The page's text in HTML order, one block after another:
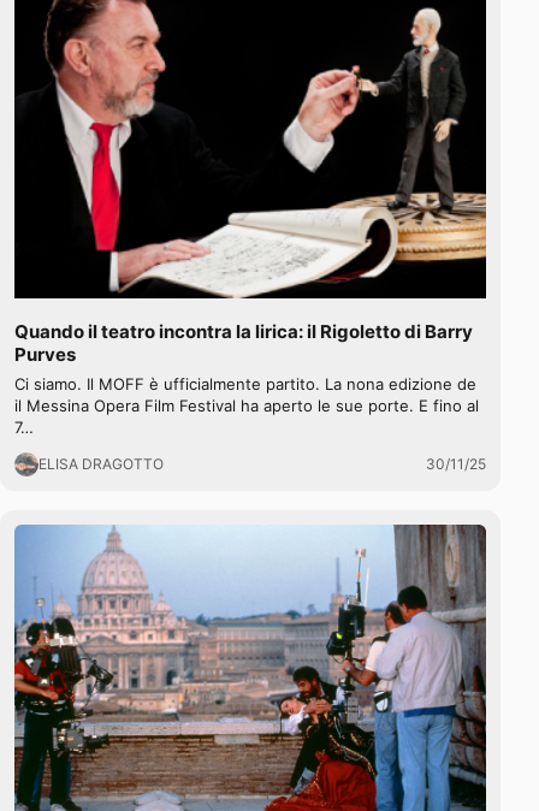
Quando il teatro incontra la lirica: il Rigoletto di Barry
Purves
Ci siamo. Il MOFF è ufficialmente partito. La nona edizione de
il Messina Opera Film Festival ha aperto le sue porte. E fino al
7…
ELISA DRAGOTTO 30/11/25